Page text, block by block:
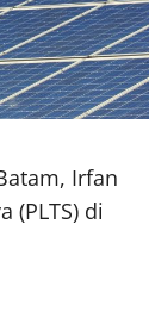
Irfan
(PLTS) di